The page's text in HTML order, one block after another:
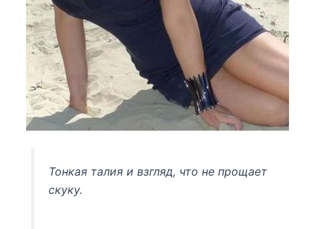
Тонкая талия и взгляд, что не прощает
скуку.